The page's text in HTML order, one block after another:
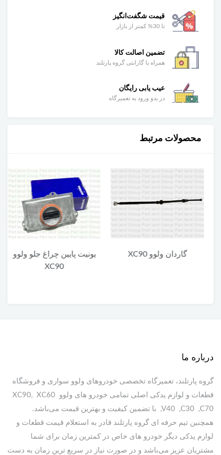
قیمت شگفت‌انگیز
تا 30% کمتر از بازار
تضمین اصالت کالا
همراه با گارانتی گروه پارتلند
عیب یابی رایگان
در بدو ورود به تعمیرگاه
محصولات مرتبط
گاردان ولوو XC90
یونیت پایین چراغ جلو ولوو
XC90
درباره ما
گروه پارتلند، تعمیرگاه تخصصی خودروهای ولوو سواری و فروشگاه
قطعات و لوازم یدکی اصلی تمامی خودرو های ولوو XC90, XC60
,V40 ,C30 ,C70 با تضمین کیفیت و بهترین قیمت می‌باشد.
همچنین تیم حرفه ای گروه پارتلند قادر به استعلام قیمت قطعات و
لوازم یدکی دیگر خودرو های خاص در کمترین زمان برای شما
مشتریان عزیز می‌باشد و در صورت نیاز در سریع ترین زمان به دست